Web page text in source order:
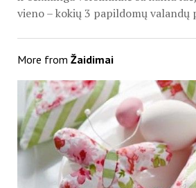
vieno – kokių 3 papildomų valandų
More from Žaidimai